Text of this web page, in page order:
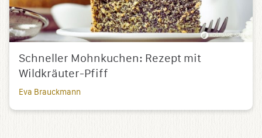
Schneller Mohnkuchen: Rezept mit
Wildkräuter-Pfiff
Eva Brauckmann